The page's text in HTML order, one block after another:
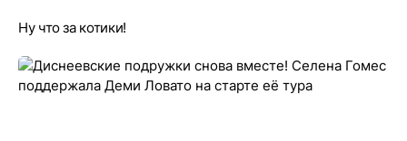
Ну что за котики!